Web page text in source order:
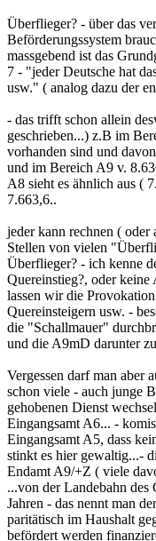
Überflieger? - über das
Beförderungssystem
massgebend ist das
7 - "jeder Deutsche hat
usw." ( analog dazu der
- das trifft schon allein
geschrieben...) z.B im
vorhanden sind und
und im Bereich A9 v.
A8 sieht es ähnlich aus (
7.663,6..
jeder kann rechnen (
Stellen von vielen
Überflieger? - ich kenne
Quereinstieg?, oder
lassen wir die
Quereinsteigern usw. -
die "Schallmauer"
und die A9mD darunter
Vergessen darf man aber
schon viele - auch junge
gehobenen Dienst
Eingangsamt A6... -
Eingangsamt A5, dass
stinkt es hier gewaltig...-
Endamt A9/+Z ( viele
...von der Landebahn
Jahren - das nennt man
paritätisch im Haushalt
befördert werden